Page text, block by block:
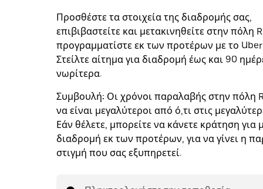
Προσθέστε τα στοιχεία της διαδρομής σας,
επιβιβαστείτε και μετακινηθείτε στην πόλη
προγραμματίστε εκ των προτέρων με το Uber
Στείλτε αίτημα για διαδρομή έως και 90
νωρίτερα.
Συμβουλή: Οι χρόνοι παραλαβής στην πόλη
να είναι μεγαλύτεροι από ό,τι στις
Εάν θέλετε, μπορείτε να κάνετε κράτηση για
διαδρομή εκ των προτέρων, για να γίνει η
στιγμή που σας εξυπηρετεί.